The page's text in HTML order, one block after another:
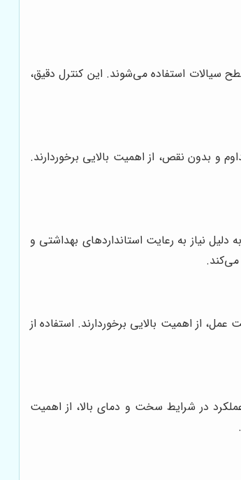
سیالات استفاده می‌شوند. این کنترل دقیق،
و بدون نقص، از اهمیت بالایی برخوردارند.
دلیل نیاز به رعایت استانداردهای بهداشتی و
از اهمیت بالایی برخوردارند. استفاده از
در شرایط سخت و دمای بالا، از اهمیت